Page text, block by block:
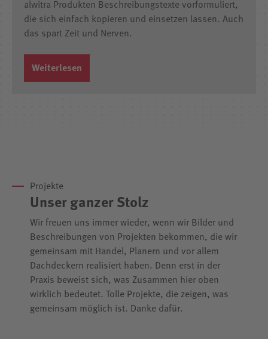
alwitra Produkten Beschreibungstexte vorformuliert,
die sich einfach kopieren und einsetzen lassen. Auch
das spart Zeit und Nerven.
Weiterlesen
Projekte
Unser ganzer Stolz
Wir freuen uns immer wieder, wenn wir Bilder und
Beschreibungen von Projekten bekommen, die wir
gemeinsam mit Handel, Planern und vor allem
Dachdeckern realisiert haben. Denn erst in der
Praxis beweist sich, was Zusammen hier oben
wirklich bedeutet. Tolle Projekte, die zeigen, was
gemeinsam möglich ist. Danke dafür.